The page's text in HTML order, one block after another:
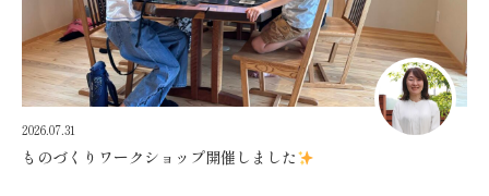
2026.07.31
ものづくりワークショップ開催しました